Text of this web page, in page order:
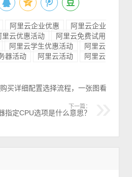
阿里云企业优惠
阿里云企业
里云优惠活动
阿里云免费试用
阿里云学生优惠活动
阿里云
器活动 阿里云活动
阿里云
买详细配置选择流程，一张图看
下一篇：
指定CPU选项是什么意思？